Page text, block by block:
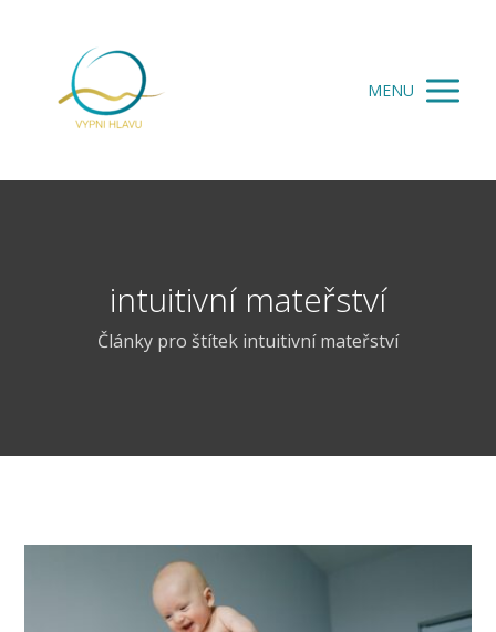
MENU
intuitivní mateřství
Články pro štítek intuitivní mateřství